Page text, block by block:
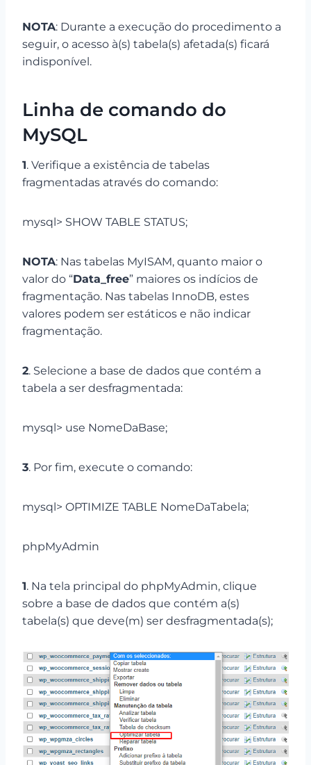
NOTA: Durante a execução do procedimento a
seguir, o acesso à(s) tabela(s) afetada(s) ficará
indisponível.
Linha de comando do
MySQL
1. Verifique a existência de tabelas
fragmentadas através do comando:
mysql> SHOW TABLE STATUS;
NOTA: Nas tabelas MyISAM, quanto maior o
valor do “Data_free” maiores os indícios de
fragmentação. Nas tabelas InnoDB, estes
valores podem ser estáticos e não indicar
fragmentação.
2. Selecione a base de dados que contém a
tabela a ser desfragmentada:
mysql> use NomeDaBase;
3. Por fim, execute o comando:
mysql> OPTIMIZE TABLE NomeDaTabela;
phpMyAdmin
1. Na tela principal do phpMyAdmin, clique
sobre a base de dados que contém a(s)
tabela(s) que deve(m) ser desfragmentada(s);